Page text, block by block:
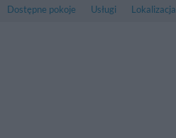
Dostępne pokoje Usługi Lokalizacja